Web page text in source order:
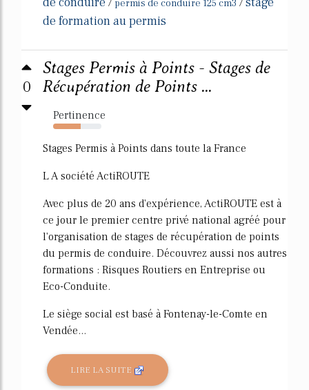
/ permis de conduire 125 cm3 /
de formation au permis
0
Stages Permis à Points - Stages de
Récupération de Points ...
Pertinence
57%
Stages Permis à Points dans toute la France
L A société ActiROUTE
Avec plus de 20 ans d'expérience, ActiROUTE est à
ce jour le premier centre privé national agréé pour
l'organisation de stages de récupération de points
du permis de conduire. Découvrez aussi nos autres
formations : Risques Routiers en Entreprise ou
Eco-Conduite.
Le siège social est basé à Fontenay-le-Comte en
Vendée...
LIRE LA SUITE